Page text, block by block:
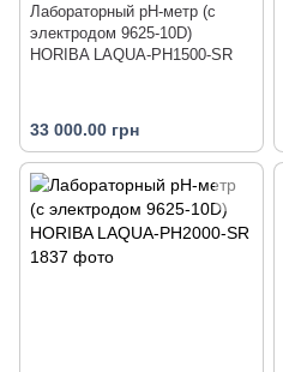
Лабораторный pH-метр (с
электродом 9625-10D)
HORIBA LAQUA-PH1500-SR
33 000.00 грн